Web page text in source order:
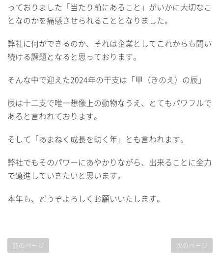
っておりました「当たり前にあること」がいかに大切なこ
となのかを痛感させられることとなりました。
弊社に何ができるのか、それは企業としてこれからも問い
続ける課題となると思っております。
そんな中で迎えた2024年の干支は「甲（きのえ）の辰」
辰は十二支で唯一想像上の動物なうえ、とてもパワフルで
あると言われております。
そして「あまねく成長を助く年」とも言われます。
弊社でもそのパワーにあやかりながら、出来ることに全力
で邁進していきたいと思います。
本年も、どうぞよろしくお願いいたします。
前のページ 次のページ